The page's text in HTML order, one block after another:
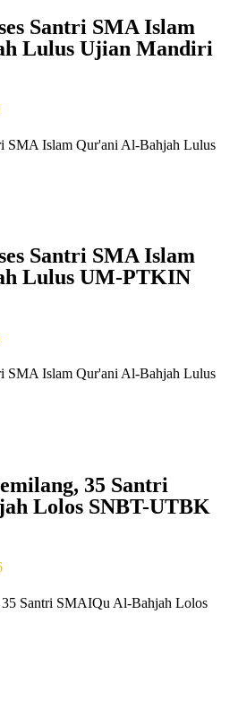
Santri SMA Islam
Lulus Ujian Mandiri
SMA Islam Qur'ani Al-Bahjah Lulus
Santri SMA Islam
Lulus UM-PTKIN
SMA Islam Qur'ani Al-Bahjah Lulus
35 Santri
Lolos SNBT-UTBK
35 Santri SMAIQu Al-Bahjah Lolos